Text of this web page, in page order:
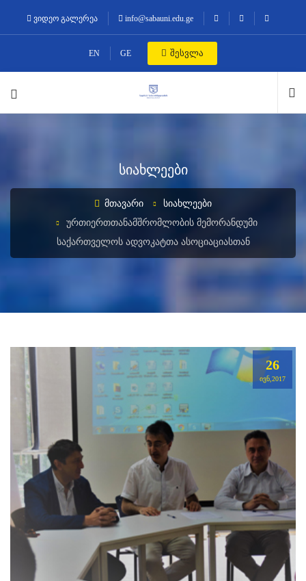
ვიდეო გალერეა info@sabauni.edu.ge
EN GE შესვლა
სიახლეები
ᲛᲗᲐᲕᲐᲠᲘ
ᲡᲘᲐᲮᲚᲔᲔᲑᲘ
ᲣᲠᲗᲘᲔᲠᲗᲗᲐᲜᲐᲛᲨᲠᲝᲛᲚᲝᲑᲘᲡ ᲛᲔᲛᲝᲠᲐᲜᲓᲣᲛᲘ
ᲡᲐᲥᲐᲠᲗᲕᲔᲚᲝᲡ ᲐᲓᲕᲝᲙᲐᲢᲗᲐ ᲐᲡᲝᲪᲘᲐᲪᲘᲐᲡᲗᲐᲜ
26
ᲘᲕᲜ,2017